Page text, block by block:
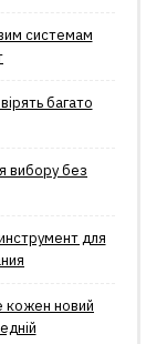
системам
багато
вибору без
для
кожен новий